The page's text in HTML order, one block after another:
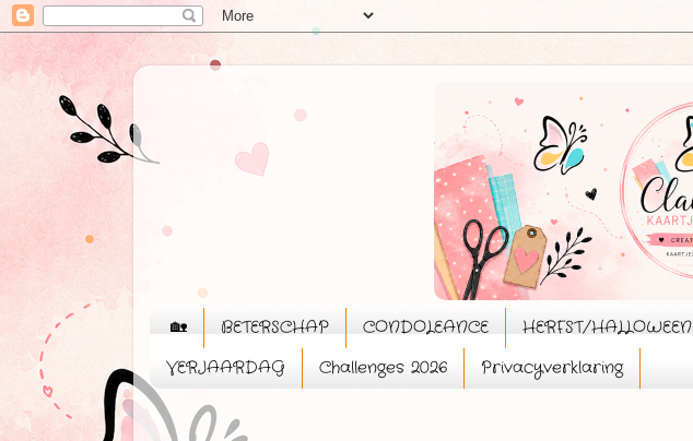
🏡 BETERSCHAP CONDOLEANCE HERFST/HALLOWEEN
VERJAARDAG
Challenges 2026 Privacyverklaring